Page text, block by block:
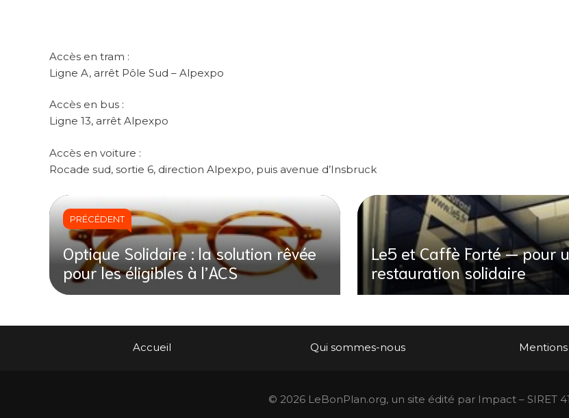
Accès en tram :
Ligne A, arrêt Pôle Sud – Alpexpo
Accès en bus :
Ligne 13, arrêt Alpexpo
Accès en voiture :
Rocade sud, sortie 6, direction Alpexpo, puis avenue d’Insbruck
PRÉCÉDENT
Optique Solidaire : la solution rêvée
pour les éligibles à l’ACS
Le5 et Caffè Forté — pour
restauration solidaire
Accueil Qui sommes-nous
© 2026 LeBonPlan.org, un site édité par Impact – SIRET